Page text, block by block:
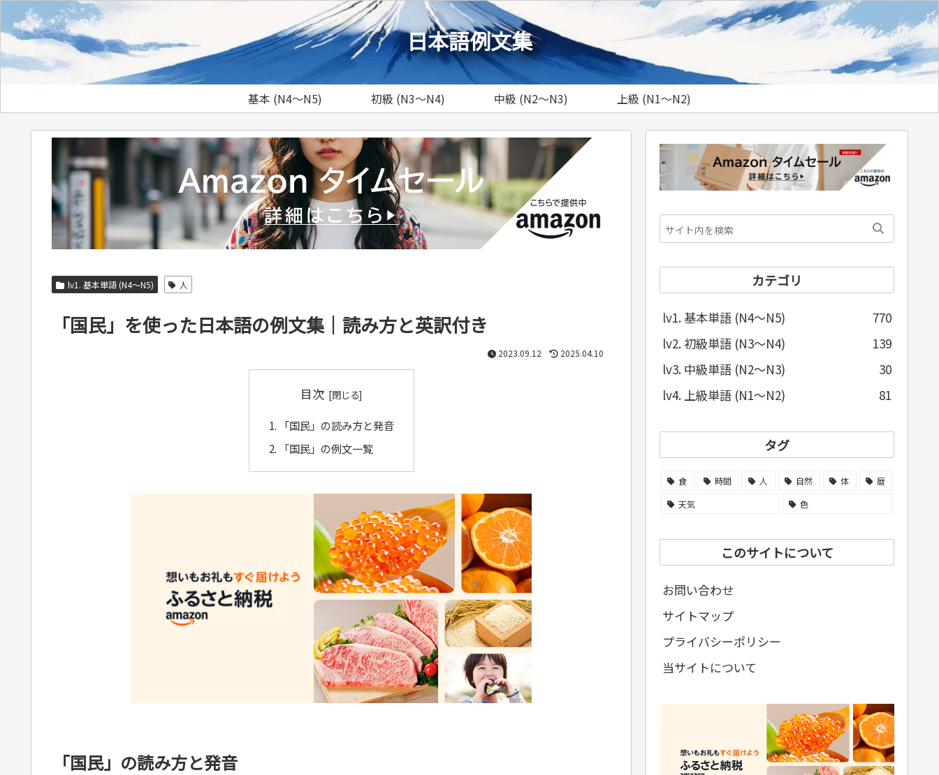
日本語例文集
基本 (N4～N5) 初級 (N3～N4) 中級 (N2～N3) 上級 (N1～N2)
lv1. 基本単語 (N4～N5) 人
「国民」を使った日本語の例文集｜読み方と英訳付き
2023.09.12 2025.04.10
目次
「国民」の読み方と発音
「国民」の例文一覧
「国民」の読み方と発音
カテゴリ
lv1. 基本単語 (N4～N5)
770
lv2. 初級単語 (N3～N4)
139
lv3. 中級単語 (N2～N3)
30
lv4. 上級単語 (N1～N2)
81
タグ
食 時間 人 自然 体
暦
天気
色
このサイトについて
お問い合わせ
サイトマップ
プライバシーポリシー
当サイトについて